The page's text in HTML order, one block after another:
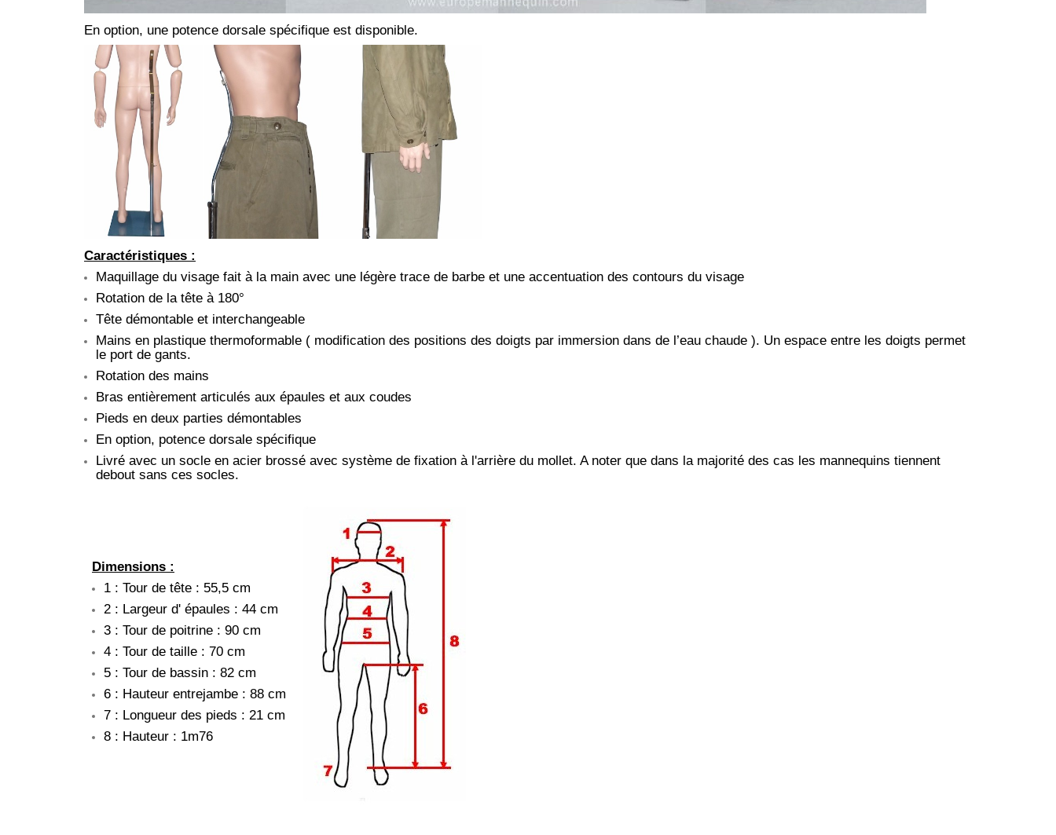
En option, une potence dorsale spécifique est disponible.
Caractéristiques :
Maquillage du visage fait à la main avec une légère trace de barbe et une accentuation des contours du visage
Rotation de la tête à 180°
Tête démontable et interchangeable
Mains en plastique thermoformable ( modification des positions des doigts par immersion dans de l’eau chaude ). Un espace entre les doigts permet
le port de gants.
Rotation des mains
Bras entièrement articulés aux épaules et aux coudes
Pieds en deux parties démontables
En option, potence dorsale spécifique
Livré avec un socle en acier brossé avec système de fixation à l'arrière du mollet. A noter que dans la majorité des cas les mannequins tiennent
debout sans ces socles.
Dimensions :
1 : Tour de tête : 55,5 cm
2 : Largeur d' épaules : 44 cm
3 : Tour de poitrine : 90 cm
4 : Tour de taille : 70 cm
5 : Tour de bassin : 82 cm
6 : Hauteur entrejambe : 88 cm
7 : Longueur des pieds : 21 cm
8 : Hauteur : 1m76